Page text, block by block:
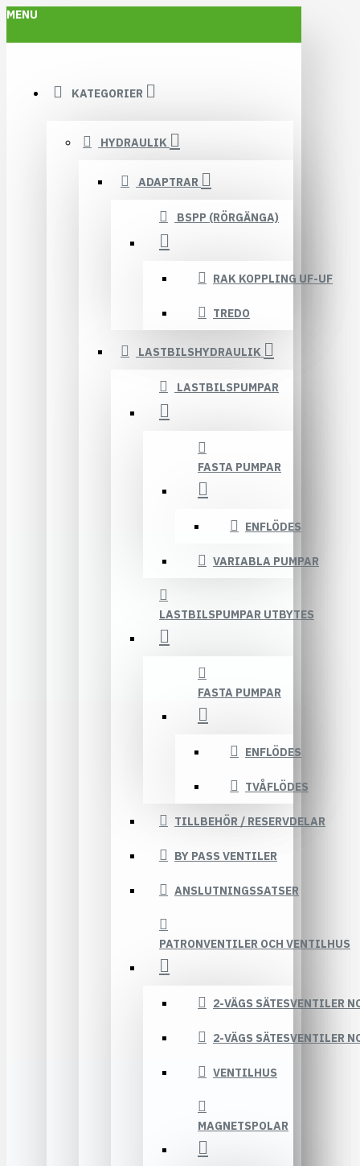
MENU
KATEGORIER
HYDRAULIK
ADAPTRAR
BSPP (RÖRGÄNGA)
RAK KOPPLING UF-UF
TREDO
LASTBILSHYDRAULIK
LASTBILSPUMPAR
FASTA PUMPAR
ENFLÖDES
VARIABLA PUMPAR
LASTBILSPUMPAR UTBYTES
FASTA PUMPAR
ENFLÖDES
TVÅFLÖDES
TILLBEHÖR / RESERVDELAR
BY PASS VENTILER
ANSLUTNINGSSATSER
PATRONVENTILER OCH VENTILHUS
2-VÄGS SÄTESVENTILER
2-VÄGS SÄTESVENTILER
VENTILHUS
MAGNETSPOLAR